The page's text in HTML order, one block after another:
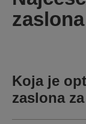
Koja je
zaslona